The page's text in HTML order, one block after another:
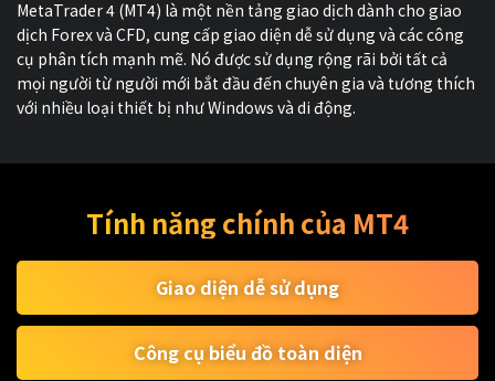
MetaTrader 4 (MT4) là một nền tảng giao dịch dành cho giao
dịch Forex và CFD, cung cấp giao diện dễ sử dụng và các công
cụ phân tích mạnh mẽ. Nó được sử dụng rộng rãi bởi tất cả
mọi người từ người mới bắt đầu đến chuyên gia và tương thích
với nhiều loại thiết bị như Windows và di động.
Tính năng chính của MT4
Giao diện dễ sử dụng
Công cụ biểu đồ toàn diện